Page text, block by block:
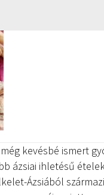
kevésbé ismert
ázsiai ihletésű
Ázsiából